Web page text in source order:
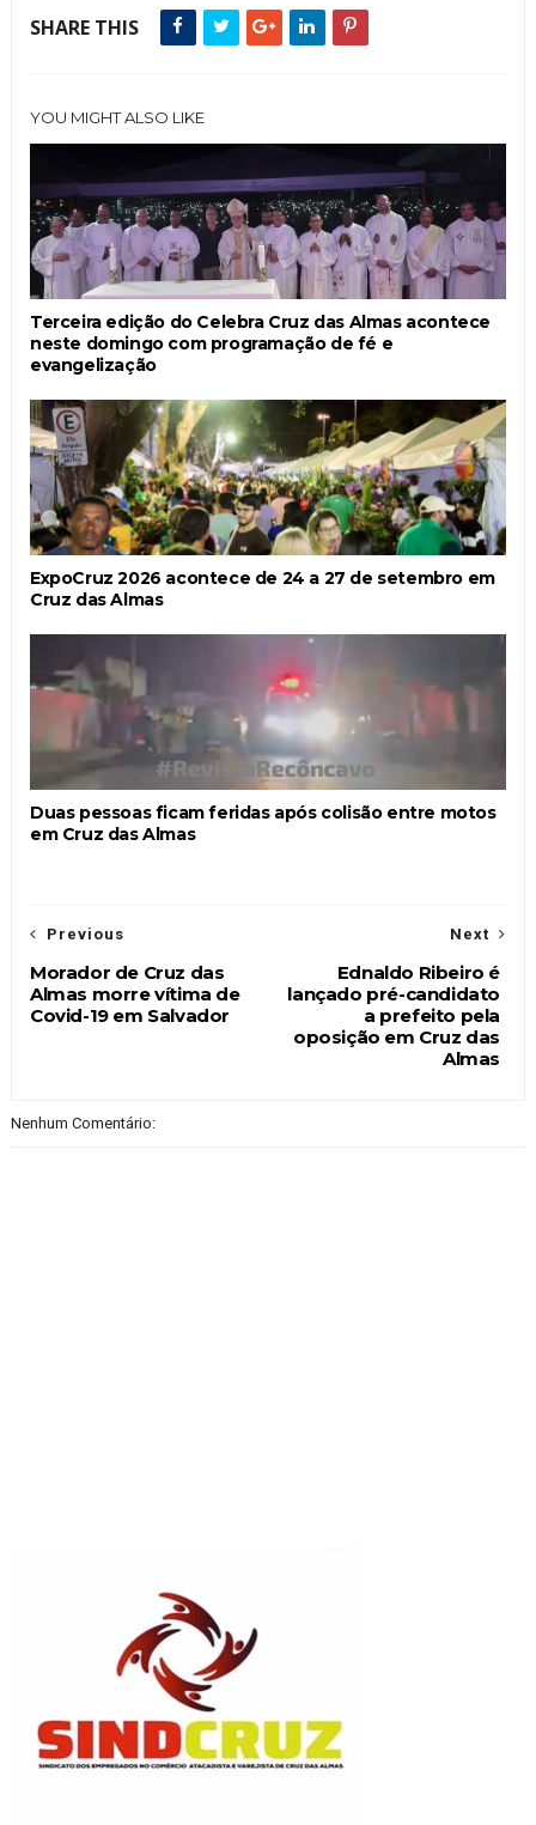
SHARE THIS
YOU MIGHT ALSO LIKE
Terceira edição do Celebra Cruz das Almas acontece
neste domingo com programação de fé e
evangelização
ExpoCruz 2026 acontece de 24 a 27 de setembro em
Cruz das Almas
Duas pessoas ficam feridas após colisão entre motos
em Cruz das Almas
Next
Ednaldo Ribeiro é
lançado pré-candidato
a prefeito pela
oposição em Cruz das
Almas
Previous
Morador de Cruz das
Almas morre vítima de
Covid-19 em Salvador
Nenhum Comentário: